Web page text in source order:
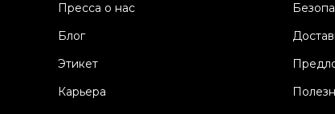
Пресса о нас
Блог
Этикет
Карьера